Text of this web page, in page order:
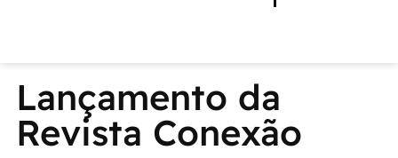
Lançamento da
Revista Conexão